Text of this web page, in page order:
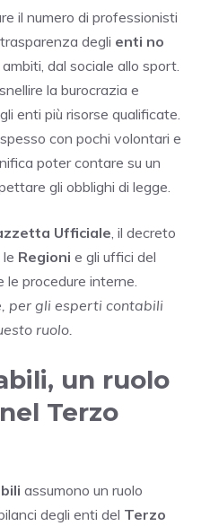
il numero di professionisti
degli enti no
dal sociale allo sport.
la burocrazia e
enti più risorse qualificate.
con pochi volontari e
poter contare su un
gli obblighi di legge.
Ufficiale , il decreto
Regioni e gli uffici del
procedure interne.
per gli esperti contabili
ruolo.
un ruolo
Terzo
assumono un ruolo
degli enti del Terzo